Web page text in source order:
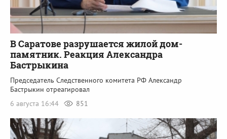
В Саратове разрушается жилой дом-
памятник. Реакция Александра
Бастрыкина
Председатель Следственного комитета РФ Александр
Бастрыкин отреагировал
6 августа 16:44
851